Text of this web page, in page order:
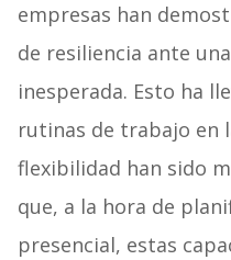
empresas han
de resiliencia ante
inesperada. Esto ha
rutinas de trabajo en
flexibilidad han sido
que, a la hora de
presencial, estas